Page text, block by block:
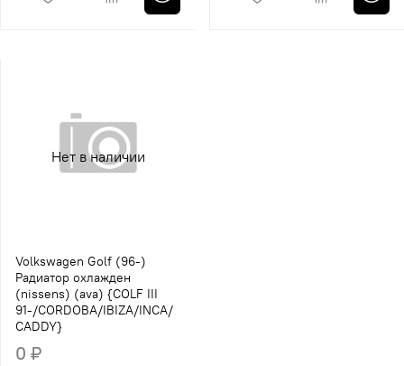
Нет в наличии
Volkswagen Golf (96-)
Радиатор охлажден
(nissens) (ava) {COLF III
91-/CORDOBA/IBIZA/INCA/
CADDY}
0 ₽